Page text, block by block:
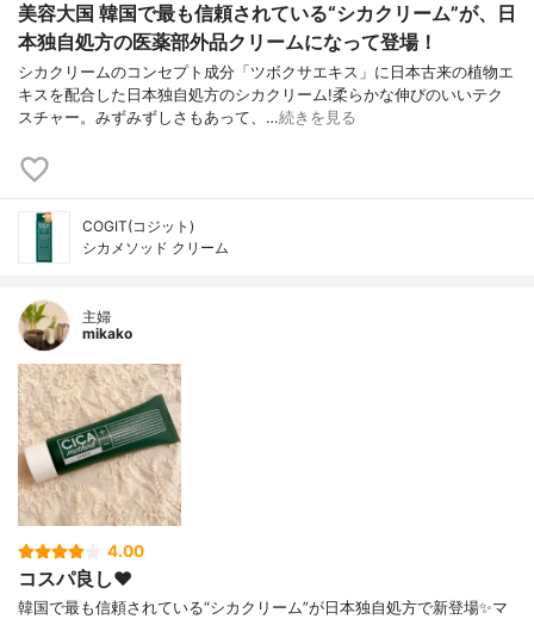
美容大国 韓国で最も信頼されている“シカクリーム”が、日
本独自処方の医薬部外品クリームになって登場！
シカクリームのコンセプト成分「ツボクサエキス」に日本古来の植物エ
キスを配合した日本独自処方のシカクリーム!柔らかな伸びのいいテク
スチャー。みずみずしさもあって、…続きを見る
COGIT(コジット)
シカメソッド クリーム
主婦
mikako
4.00
コスパ良し❤️
韓国で最も信頼されている“シカクリーム”が日本独自処方で新登場✨マ